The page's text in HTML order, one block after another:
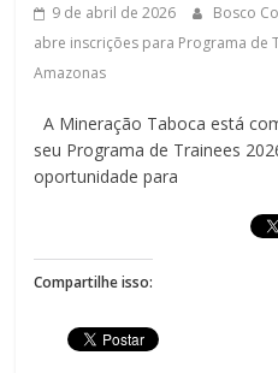
9 de abril de 2026 Bosco
abre inscrições para Programa de
Amazonas
A Mineração Taboca está
seu Programa de Trainees
oportunidade para
Compartilhe isso: